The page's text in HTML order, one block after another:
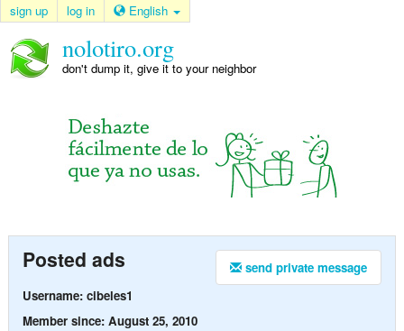
sign up log in English
nolotiro.org
don't dump it, give it to your neighbor
send private message
Posted ads
Username: cibeles1
Member since: August 25, 2010